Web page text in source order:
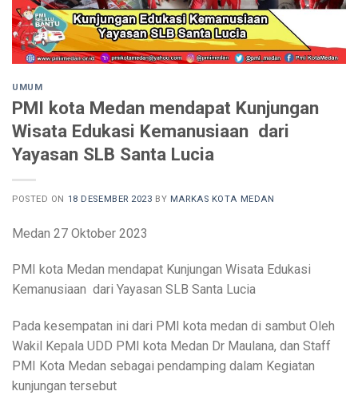
UMUM
PMI kota Medan mendapat Kunjungan
Wisata Edukasi Kemanusiaan dari
Yayasan SLB Santa Lucia
POSTED ON 18 DESEMBER 2023 BY MARKAS KOTA MEDAN
Medan 27 Oktober 2023
PMI kota Medan mendapat Kunjungan Wisata Edukasi
Kemanusiaan dari Yayasan SLB Santa Lucia
Pada kesempatan ini dari PMI kota medan di sambut Oleh
Wakil Kepala UDD PMI kota Medan Dr Maulana, dan Staff
PMI Kota Medan sebagai pendamping dalam Kegiatan
kunjungan tersebut